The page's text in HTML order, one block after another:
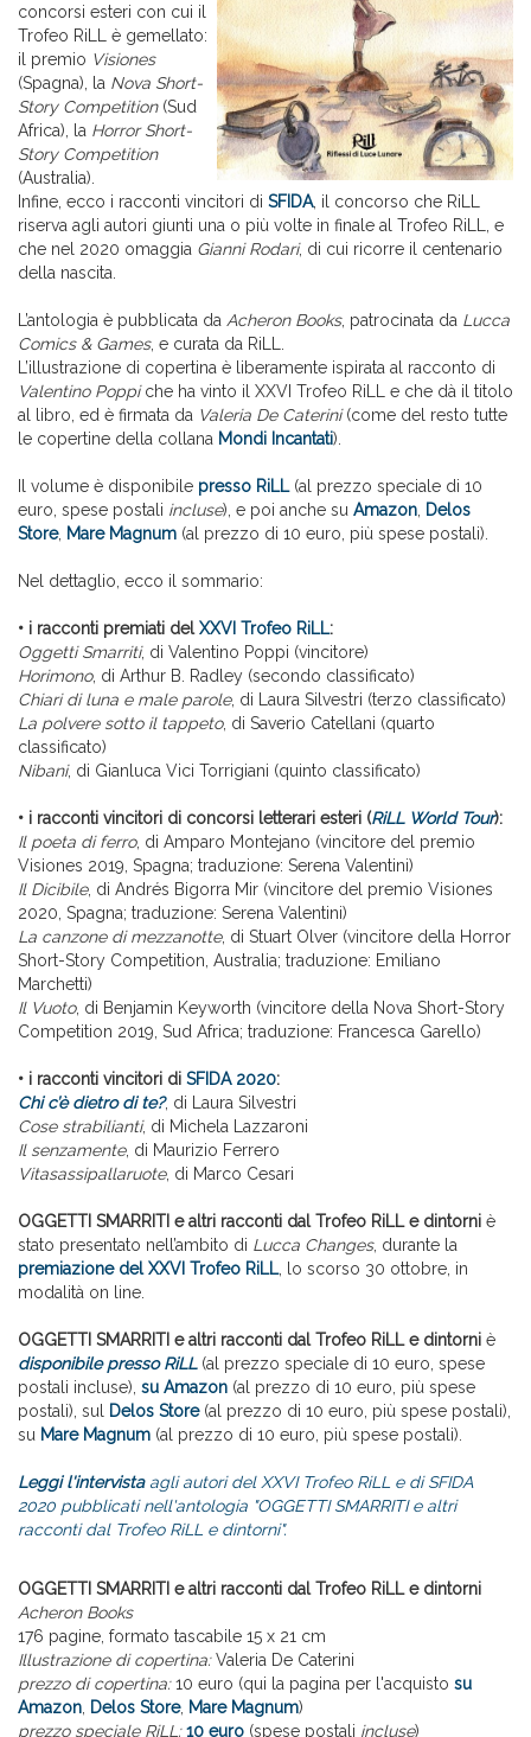
concorsi esteri con cui il
Trofeo RiLL è gemellato:
il premio Visiones
(Spagna), la Nova Short-
Story Competition(Sud
Africa), la Horror Short-
Story Competition
(Australia).
Infine, ecco i racconti vincitori di SFIDA, il concorso che RiLL
riserva agli autori giunti una o più volte in finale al Trofeo RiLL, e
che nel 2020 omaggia Gianni Rodari, di cui ricorre il centenario
della nascita.
L’antologia è pubblicata da Acheron Books, patrocinata da Lucca
Comics & Games, e curata da RiLL.
L’illustrazione di copertina è liberamente ispirata al racconto di
Valentino Poppiche ha vinto il XXVI Trofeo RiLL e che dà il titolo
al libro, ed è firmata da Valeria De Caterini(come del resto tutte
le copertine della collana Mondi Incantati).
Il volume è disponibile presso RiLL(al prezzo speciale di 10
euro, spese postali incluse), e poi anche su Amazon Delos
Store, Mare Magnum (al prezzo di 10 euro, più spese postali).
Nel dettaglio, ecco il sommario:
• i racconti premiati del XXVI Trofeo RiLL:
Oggetti Smarriti, di Valentino Poppi (vincitore)
Horimono, di Arthur B. Radley (secondo classificato)
Chiari di luna e male parole, di Laura Silvestri (terzo classificato)
La polvere sotto il tappeto, di Saverio Catellani (quarto
classificato)
Nibani, di Gianluca Vici Torrigiani (quinto classificato)
• i racconti vincitori di concorsi letterari esteri (RiLL World Tour):
Il poeta di ferro, di Amparo Montejano (vincitore del premio
Visiones 2019, Spagna; traduzione: Serena Valentini)
Il Dicibile, di Andrés Bigorra Mir (vincitore del premio Visiones
2020, Spagna; traduzione: Serena Valentini)
La canzone di mezzanotte, di Stuart Olver (vincitore della Horror
Short-Story Competition, Australia; traduzione: Emiliano
Marchetti)
Il Vuoto, di Benjamin Keyworth (vincitore della Nova Short-Story
Competition 2019, Sud Africa; traduzione: Francesca Garello)
• i racconti vincitori di SFIDA 2020:
Chi c’è dietro di te?, di Laura Silvestri
Cose strabilianti, di Michela Lazzaroni
Il senzamente, di Maurizio Ferrero
Vitasassipallaruote, di Marco Cesari
OGGETTI SMARRITI e altri racconti dal Trofeo RiLL e dintorni è
stato presentato nell’ambito di Lucca Changes, durante la
premiazione del XXVI Trofeo RiLL, lo scorso 30 ottobre, in
modalità on line.
OGGETTI SMARRITI e altri racconti dal Trofeo RiLL e dintorni è
disponibile presso RiLL(al prezzo speciale di 10 euro, spese
postali incluse), su Amazon (al prezzo di 10 euro, più spese
postali), sul
Delos Store(al prezzo di 10 euro, più spese postali),
su Mare Magnum (al prezzo di 10 euro, più spese postali).
Leggi l'intervistaagli autori del XXVI Trofeo RiLL e di SFIDA
2020 pubblicati nell'antologia "OGGETTI SMARRITI e altri
racconti dal Trofeo RiLL e dintorni".
OGGETTI SMARRITI e altri racconti dal Trofeo RiLL e dintorni
Acheron Books
176 pagine, formato tascabile 15 x 21 cm
Illustrazione di copertina:Valeria De Caterini
prezzo di copertina:10 euro (qui la pagina per l'acquisto su
Amazon Delos Store, Mare Magnum)
prezzo speciale RiLL: 10 euro (spese postali incluse)